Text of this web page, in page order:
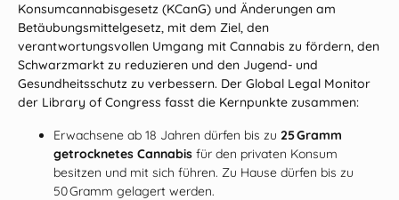
Konsumcannabisgesetz (KCanG) und Änderungen am
Betäubungsmittelgesetz, mit dem Ziel, den
verantwortungsvollen Umgang mit Cannabis zu fördern, den
Schwarzmarkt zu reduzieren und den Jugend‑ und
Gesundheitsschutz zu verbessern. Der Global Legal Monitor
der Library of Congress fasst die Kernpunkte zusammen:
Erwachsene ab 18 Jahren dürfen bis zu 25 Gramm
getrocknetes Cannabis für den privaten Konsum
besitzen und mit sich führen. Zu Hause dürfen bis zu
50 Gramm gelagert werden.